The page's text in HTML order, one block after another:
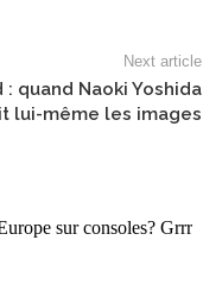
Next article
: quand Naoki Yoshida
lui-même les images